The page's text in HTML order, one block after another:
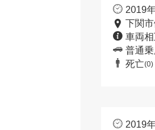
2019
下関
車両
普通
死亡(0)
2019